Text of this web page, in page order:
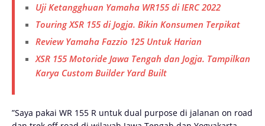
Uji Ketangghuan Yamaha WR155 di IERC 2022
Touring XSR 155 di Jogja. Bikin Konsumen Terpikat
Review Yamaha Fazzio 125 Untuk Harian
XSR 155 Motoride Jawa Tengah dan Jogja. Tampilkan
Karya Custom Builder Yard Built
”Saya pakai WR 155 R untuk dual purpose di jalanan on road